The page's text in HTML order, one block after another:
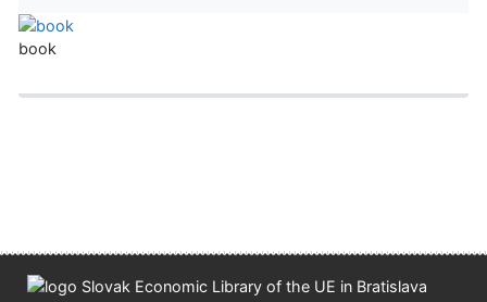
book